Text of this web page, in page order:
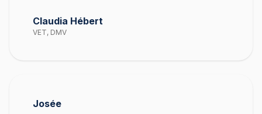
Claudia Hébert
VET, DMV
Josée